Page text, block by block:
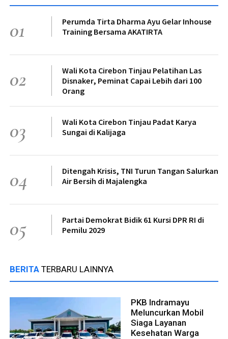
01
Perumda Tirta Dharma Ayu Gelar Inhouse
Training Bersama AKATIRTA
02
Wali Kota Cirebon Tinjau Pelatihan Las
Disnaker, Peminat Capai Lebih dari 100
Orang
03
Wali Kota Cirebon Tinjau Padat Karya
Sungai di Kalijaga
04
Ditengah Krisis, TNI Turun Tangan Salurkan
Air Bersih di Majalengka
05
Partai Demokrat Bidik 61 Kursi DPR RI di
Pemilu 2029
BERITA TERBARU LAINNYA
PKB Indramayu
Meluncurkan Mobil
Siaga Layanan
Kesehatan Warga